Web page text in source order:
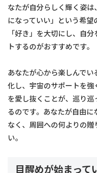
なたが自分らしく輝く姿
になっていい」という希
「好き」を大切にし、自
トするのがおすすめです。
あなたが心から楽しんで
化し、宇宙のサポートを
を愛し抜くことが、巡り
るのです。あなたが自由
なく、周囲への何よりの
い。
目醒めが始まって